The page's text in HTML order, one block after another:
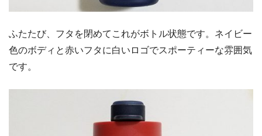
ふたたび、フタを閉めてこれがボトル状態です。ネイビー
色のボディと赤いフタに白いロゴでスポーティーな雰囲気
です。